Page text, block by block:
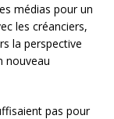
médias pour un
les créanciers,
la perspective
nouveau
pas pour